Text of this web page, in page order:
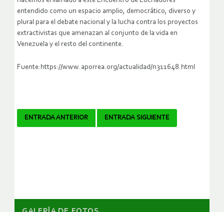
entendido como un espacio amplio, democrático, diverso y
plural para el debate nacional y la lucha contra los proyectos
extractivistas que amenazan al conjunto de la vida en
Venezuela y el resto del continente.
Fuente:https://www.aporrea.org/actualidad/n311648.html
Navegador
ENTRADA ANTERIOR ENTRADA SIGUIENTE